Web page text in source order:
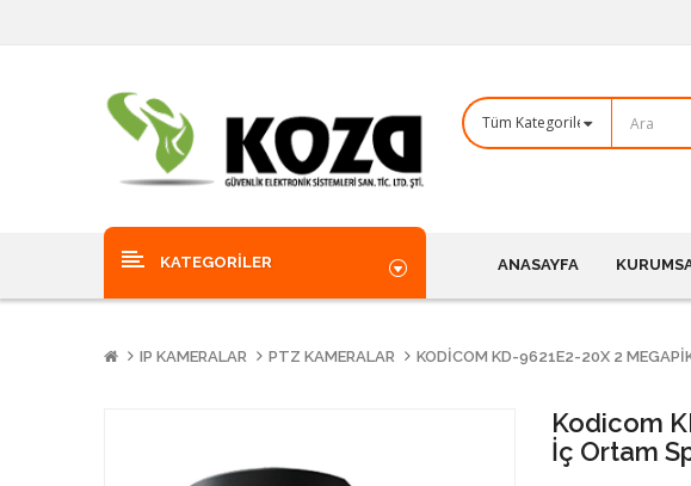
KATEGORILER ANASAYFA
IP KAMERALAR PTZ KAMERALAR KODICOM KD-9621E2-20X 2
Kodicom
İç Ortam